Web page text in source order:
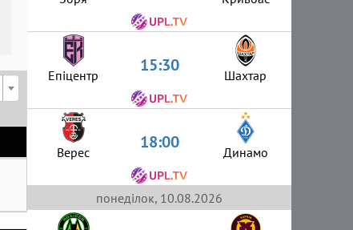
Епіцентр 15:30 Шахтар
Верес 18:00 Динамо
понеділок, 10.08.2026